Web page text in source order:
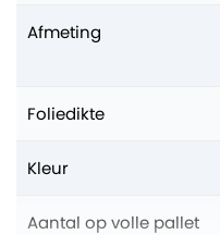
Afmeting
Foliedikte
Kleur
Aantal op volle pallet